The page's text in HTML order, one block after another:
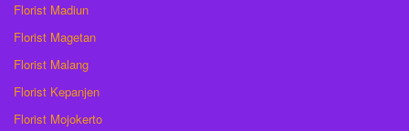
Florist Madiun
Florist Magetan
Florist Malang
Florist Kepanjen
Florist Mojokerto